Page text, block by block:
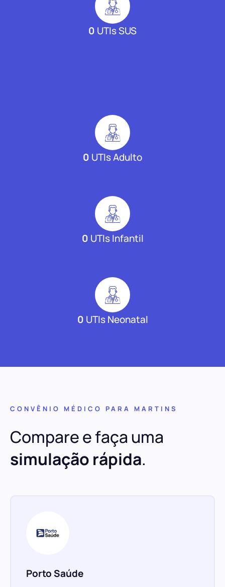
0 UTIs SUS
0 UTIs Adulto
0 UTIs Infantil
0 UTIs Neonatal
CONVÊNIO MÉDICO PARA MARTINS
Compare e faça uma
simulação rápida.
Porto Saúde